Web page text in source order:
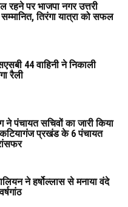
रहने पर भाजपा नगर उत्तरी
तिरंगा यात्रा को सफल
44 वाहिनी ने निकाली
रैली
ने पंचायत सचिवों का जारी किया
प्रखंड के 6 पंचायत
ने हर्षोल्लास से मनाया वंदे